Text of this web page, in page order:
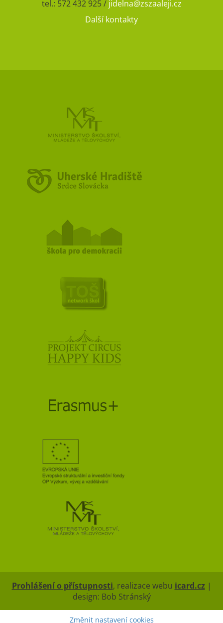
tel.: 572 432 925 / jidelna@zszaaleji.cz
Další kontakty
Prohlášení o přístupnosti, realizace webu icard.cz|
design: Bob Stránský
Změnit nastavení cookies